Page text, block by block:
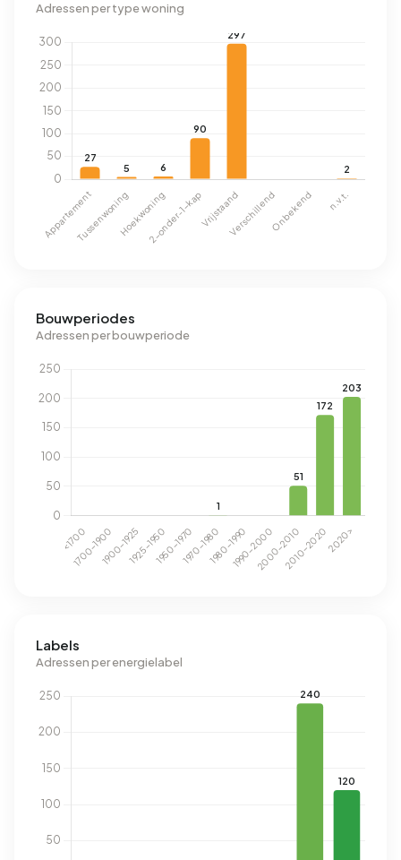
Adressen per type woning
Bouwperiodes
Adressen per bouwperiode
Labels
Adressen per energielabel